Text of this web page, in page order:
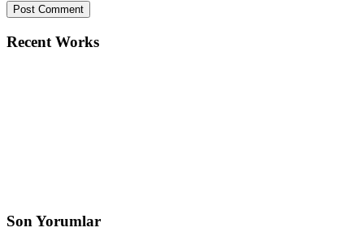
Recent Works
Son Yorumlar